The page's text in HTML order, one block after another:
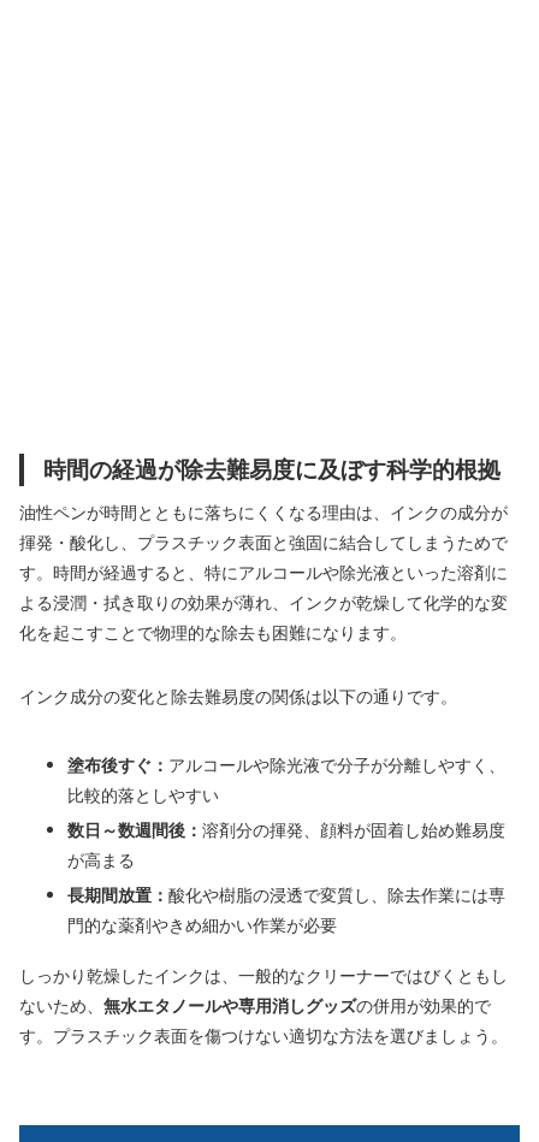
時間の経過が除去難易度に及ぼす科学的根拠
油性ペンが時間とともに落ちにくくなる理由は、インクの成分が
揮発・酸化し、プラスチック表面と強固に結合してしまうためで
す。時間が経過すると、特にアルコールや除光液といった溶剤に
よる浸潤・拭き取りの効果が薄れ、インクが乾燥して化学的な変
化を起こすことで物理的な除去も困難になります。
インク成分の変化と除去難易度の関係は以下の通りです。
塗布後すぐ： アルコールや除光液で分子が分離しやすく、
比較的落としやすい
数日～数週間後： 溶剤分の揮発、顔料が固着し始め難易度
が高まる
長期間放置： 酸化や樹脂の浸透で変質し、除去作業には専
門的な薬剤やきめ細かい作業が必要
しっかり乾燥したインクは、一般的なクリーナーではびくともし
ないため、 無水エタノールや専用消しグッズの併用が効果的で
す。プラスチック表面を傷つけない適切な方法を選びましょう。